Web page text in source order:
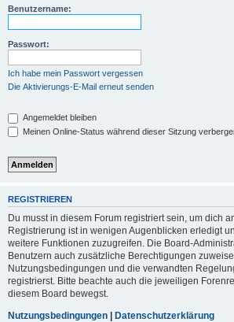
Benutzername:
Passwort:
Ich habe mein Passwort vergessen
Die Aktivierungs-E-Mail erneut senden
Angemeldet bleiben
Meinen Online-Status während dieser Sitzung
REGISTRIEREN
Du musst in diesem Forum registriert sein, um dich
Registrierung ist in wenigen Augenblicken erledigt
weitere Funktionen zuzugreifen. Die Board-
Benutzern auch zusätzliche Berechtigungen
Nutzungsbedingungen und die verwandten
registrierst. Bitte beachte auch die jeweiligen
diesem Board bewegst.
Nutzungsbedingungen | Datenschutzerklärung